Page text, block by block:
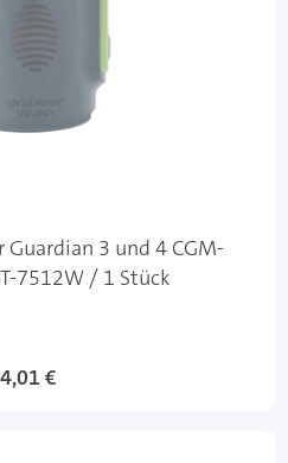
Guardian 3 und 4 CGM-
7512W / 1 Stück
€